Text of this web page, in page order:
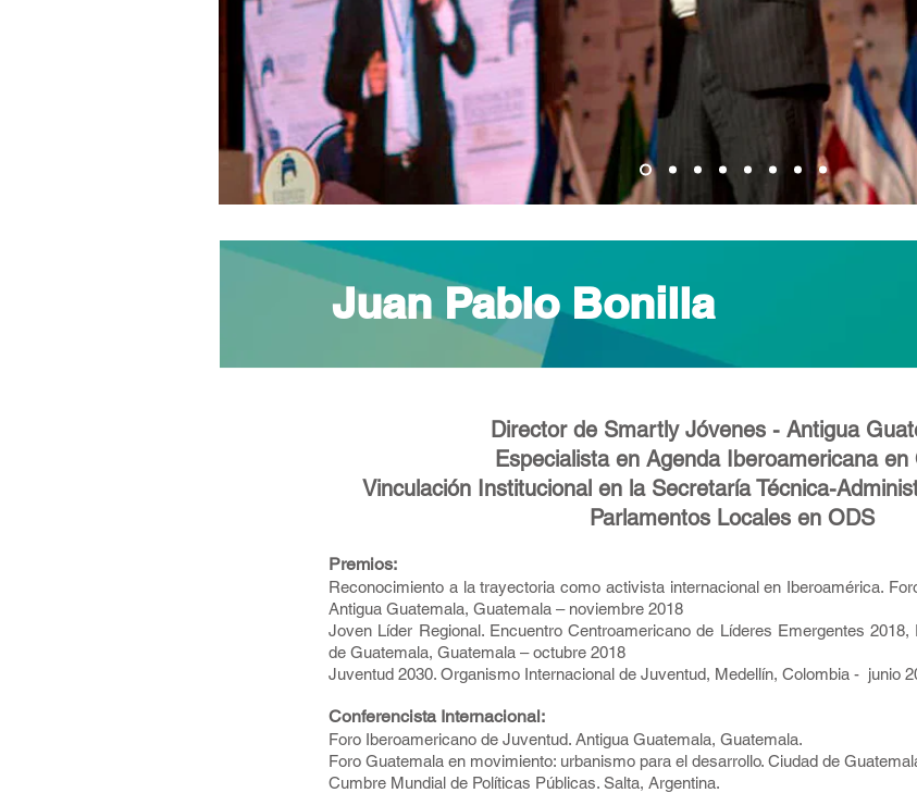
Juan Pablo Bonilla
Director de Smartly Jóvenes - Antigua
Especialista en Agenda Iberoamericana en
Vinculación Institucional en la Secretaría Técnica-
Parlamentos Locales en ODS
Premios:
Reconocimiento a la trayectoria como activista internacional en Iberoamérica.
Antigua Guatemala, Guatemala – noviembre 2018
Joven Líder Regional. Encuentro Centroamericano de Líderes Emergentes
de Guatemala, Guatemala – octubre 2018
Juventud 2030. Organismo Internacional de Juventud, Medellín, Colombia - junio
Conferencista Internacional:
Foro Iberoamericano de Juventud. Antigua Guatemala, Guatemala.
Foro Guatemala en movimiento: urbanismo para el desarrollo. Ciudad de
Cumbre Mundial de Políticas Públicas. Salta, Argentina.